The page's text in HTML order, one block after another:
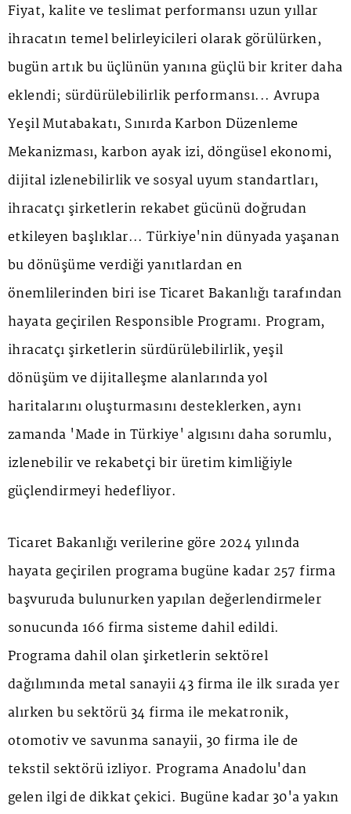
Fiyat, kalite ve teslimat performansı uzun yıllar
ihracatın temel belirleyicileri olarak görülürken,
bugün artık bu üçlünün yanına güçlü bir kriter daha
eklendi; sürdürülebilirlik performansı... Avrupa
Yeşil Mutabakatı, Sınırda Karbon Düzenleme
Mekanizması, karbon ayak izi, döngüsel ekonomi,
dijital izlenebilirlik ve sosyal uyum standartları,
ihracatçı şirketlerin rekabet gücünü doğrudan
etkileyen başlıklar... Türkiye'nin dünyada yaşanan
bu dönüşüme verdiği yanıtlardan en
önemlilerinden biri ise Ticaret Bakanlığı tarafından
hayata geçirilen Responsible Programı. Program,
ihracatçı şirketlerin sürdürülebilirlik, yeşil
dönüşüm ve dijitalleşme alanlarında yol
haritalarını oluşturmasını desteklerken, aynı
zamanda 'Made in Türkiye' algısını daha sorumlu,
izlenebilir ve rekabetçi bir üretim kimliğiyle
güçlendirmeyi hedefliyor.
Ticaret Bakanlığı verilerine göre 2024 yılında
hayata geçirilen programa bugüne kadar 257 firma
başvuruda bulunurken yapılan değerlendirmeler
sonucunda 166 firma sisteme dahil edildi.
Programa dahil olan şirketlerin sektörel
dağılımında metal sanayii 43 firma ile ilk sırada yer
alırken bu sektörü 34 firma ile mekatronik,
otomotiv ve savunma sanayii, 30 firma ile de
tekstil sektörü izliyor. Programa Anadolu'dan
gelen ilgi de dikkat çekici. Bugüne kadar 30'a yakın